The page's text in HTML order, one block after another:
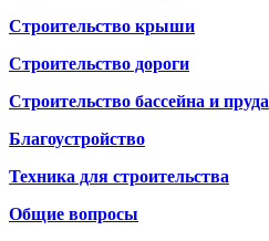
Строительство крыши
Строительство дороги
Строительство бассейна и пруда
Благоустройство
Техника для строительства
Общие вопросы